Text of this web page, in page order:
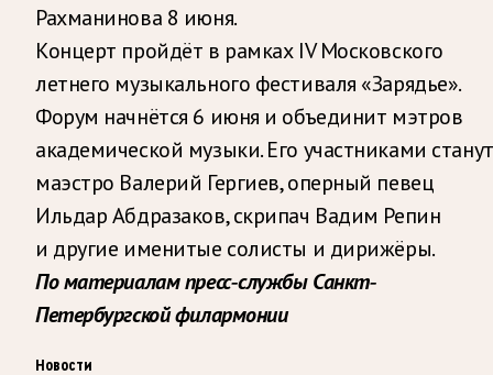
Рахманинова 8 июня.
Концерт пройдёт в рамках IV Московского
летнего музыкального фестиваля «Зарядье».
Форум начнётся 6 июня и объединит мэтров
академической музыки. Его участниками станут
маэстро Валерий Гергиев, оперный певец
Ильдар Абдразаков, скрипач Вадим Репин
и другие именитые солисты и дирижёры.
По материалам пресс-службы Санкт-
Петербургской филармонии
Новости